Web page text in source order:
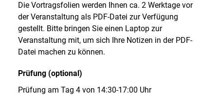
Die Vortragsfolien werden Ihnen ca. 2 Werktage vor
der Veranstaltung als PDF-Datei zur Verfügung
gestellt. Bitte bringen Sie einen Laptop zur
Veranstaltung mit, um sich Ihre Notizen in der PDF-
Datei machen zu können.
Prüfung (optional)
Prüfung am Tag 4 von 14:30-17:00 Uhr